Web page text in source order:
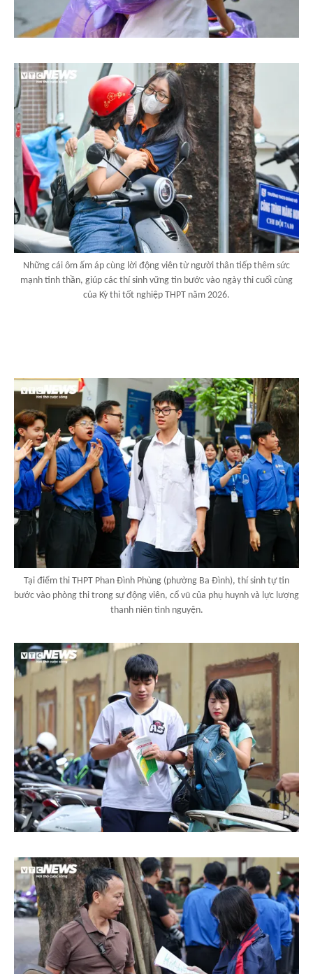
Những cái ôm ấm áp cùng lời động viên từ người thân tiếp thêm sức
mạnh tinh thần, giúp các thí sinh vững tin bước vào ngày thi cuối cùng
của Kỳ thi tốt nghiệp THPT năm 2026.
Tại điểm thi THPT Phan Đình Phùng (phường Ba Đình), thí sinh tự tin
bước vào phòng thi trong sự động viên, cổ vũ của phụ huynh và lực lượng
thanh niên tình nguyện.